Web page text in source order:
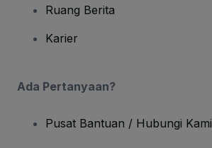
Ruang Berita
Karier
Ada Pertanyaan?
Pusat Bantuan / Hubungi Kami